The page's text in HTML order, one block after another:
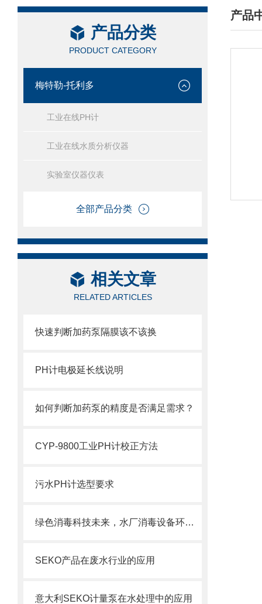
产品分类
PRODUCT CATEGORY
梅特勒-托利多
工业在线PH计
工业在线水质分析仪器
实验室仪器仪表
全部产品分类
相关文章
RELATED ARTICLES
快速判断加药泵隔膜该不该换
PH计电极延长线说明
如何判断加药泵的精度是否满足需求？
CYP-9800工业PH计校正方法
污水PH计选型要求
绿色消毒科技未来，水厂消毒设备环保高效
SEKO产品在废水行业的应用
意大利SEKO计量泵在水处理中的应用
产品
/